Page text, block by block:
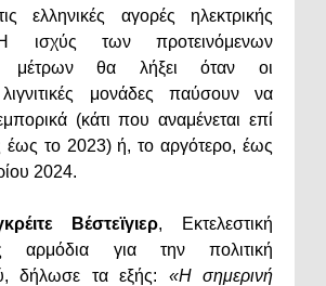
ελληνικές αγορές ηλεκτρικής
Η ισχύς των προτεινόμενων
μέτρων θα λήξει όταν οι
λιγνιτικές μονάδες παύσουν να
(κάτι που αναμένεται επί
έως το 2023) ή, το αργότερο, έως
2024.
Βέστεϊγιερ, Εκτελεστική
αρμόδια για την πολιτική
δήλωσε τα εξής: «Η σημερινή